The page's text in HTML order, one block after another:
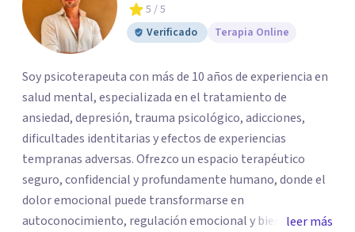
5 / 5
Verificado
Terapia Online
Soy psicoterapeuta con más de 10 años de experiencia en
salud mental, especializada en el tratamiento de
ansiedad, depresión, trauma psicológico, adicciones,
dificultades identitarias y efectos de experiencias
tempranas adversas. Ofrezco un espacio terapéutico
seguro, confidencial y profundamente humano, donde el
dolor emocional puede transformarse en
autoconocimiento, regulación emocional y bienestar.
leer más